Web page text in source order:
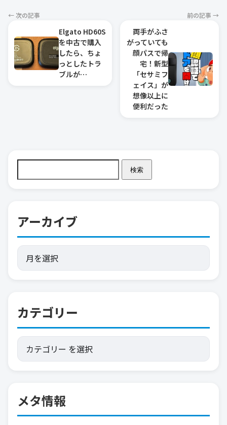
← 次の記事
Elgato HD60S
を中古で購入
したら、ちょ
っとしたトラ
ブルが…
前の記事 →
両手がふさ
がっていても
顔パスで帰
宅！新型
「セサミフ
ェイス」が
想像以上に
便利だった
検索
アーカイブ
カテゴリー
メタ情報